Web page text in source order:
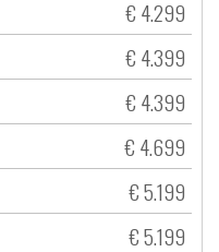
€ 4.299
€ 4.399
€ 4.399
€ 4.699
€ 5.199
€ 5.199